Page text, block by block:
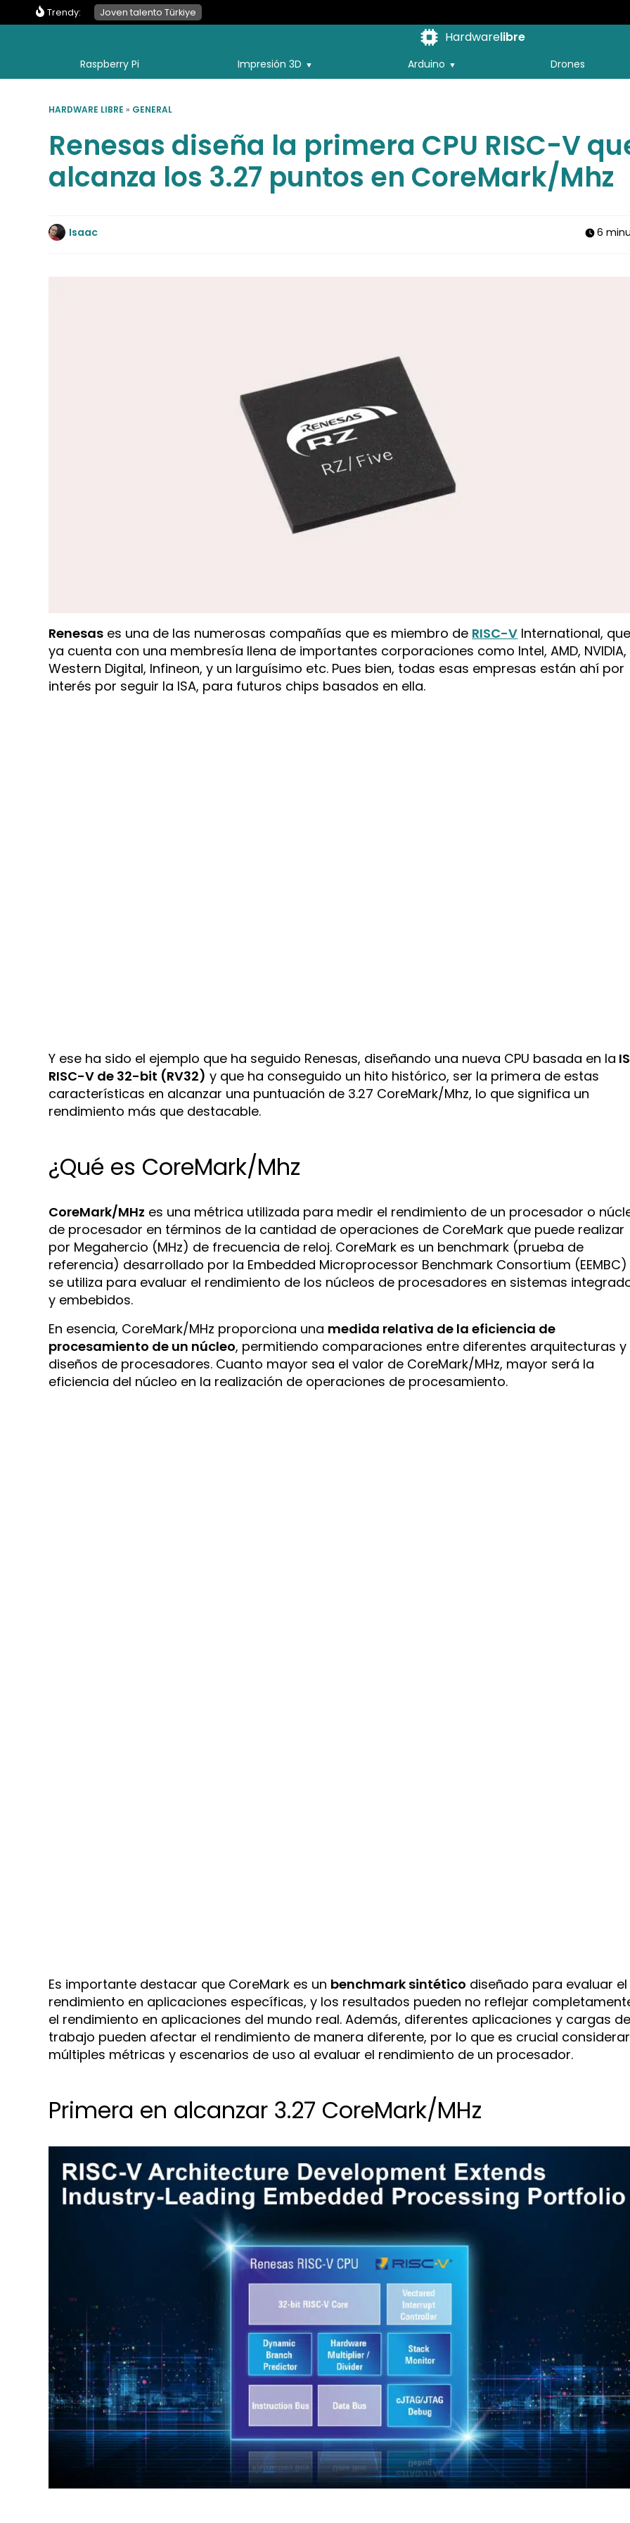
Hardwarelibre
Raspberry Pi Impresión 3D Arduino Drones
Trendy: Joven talento Türkiye
HARDWARE LIBRE » GENERAL
Renesas diseña la primera CPU RISC-V
alcanza los 3.27 puntos en CoreMark/Mhz
Isaac 6
Renesas es una de las numerosas compañías que es miembro de RISC-V International,
ya cuenta con una membresía llena de importantes corporaciones como Intel, AMD, NVIDIA,
Western Digital, Infineon, y un larguísimo etc. Pues bien, todas esas empresas están ahí por
interés por seguir la ISA, para futuros chips basados en ella.
Y ese ha sido el ejemplo que ha seguido Renesas, diseñando una nueva CPU basada en la
RISC-V de 32-bit (RV32) y que ha conseguido un hito histórico, ser la primera de estas
características en alcanzar una puntuación de 3.27 CoreMark/Mhz, lo que significa un
rendimiento más que destacable.
¿Qué es CoreMark/Mhz
CoreMark/MHz es una métrica utilizada para medir el rendimiento de un procesador o
de procesador en términos de la cantidad de operaciones de CoreMark que puede realizar
por Megahercio (MHz) de frecuencia de reloj. CoreMark es un benchmark (prueba de
referencia) desarrollado por la Embedded Microprocessor Benchmark Consortium
se utiliza para evaluar el rendimiento de los núcleos de procesadores en sistemas
y embebidos.
En esencia, CoreMark/MHz proporciona una medida relativa de la eficiencia de
procesamiento de un núcleo, permitiendo comparaciones entre diferentes arquitecturas y
diseños de procesadores. Cuanto mayor sea el valor de CoreMark/MHz, mayor será la
eficiencia del núcleo en la realización de operaciones de procesamiento.
Es importante destacar que CoreMark es un benchmark sintético diseñado para evaluar el
rendimiento en aplicaciones específicas, y los resultados pueden no reflejar
el rendimiento en aplicaciones del mundo real. Además, diferentes aplicaciones y cargas
trabajo pueden afectar el rendimiento de manera diferente, por lo que es crucial considerar
múltiples métricas y escenarios de uso al evaluar el rendimiento de un procesador.
Primera en alcanzar 3.27 CoreMark/MHz